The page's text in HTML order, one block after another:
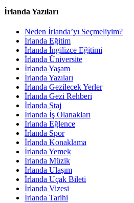
İrlanda Yazıları
Neden İrlanda’yı Seçmeliyim?
İrlanda Eğitim
İrlanda İngilizce Eğitimi
İrlanda Üniversite
İrlanda Yaşam
İrlanda Yazıları
İrlanda Gezilecek Yerler
İrlanda Gezi Rehberi
İrlanda Staj
İrlanda İş Olanakları
İrlanda Eğlence
İrlanda Spor
İrlanda Konaklama
İrlanda Yemek
İrlanda Müzik
İrlanda Ulaşım
İrlanda Uçak Bileti
İrlanda Vizesi
İrlanda Tarihi